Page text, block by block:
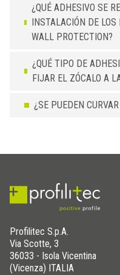
¿QUÉ ADHESIVO SE
INSTALACIÓN DE LOS
WALL PROTECTION?
¿QUÉ TIPO DE
FIJAR EL ZÓCALO A
¿SE PUEDEN
Profilitec S.p.A.
Via Scotte, 3
36033 - Isola Vicentina
(Vicenza) ITALIA